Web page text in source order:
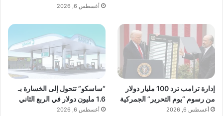
أغسطس 6, 2026
إدارة ترامب ترد 100 مليار دولار
من رسوم “يوم التحرير” الجمركية
أغسطس 6, 2026
“ساسكو” تتحول إلى الخسارة بـ
1.6 مليون دولار في الربع الثاني
أغسطس 6, 2026